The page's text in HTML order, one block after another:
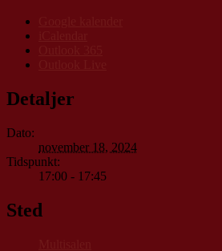
Detaljer
Dato:
november 18, 2024
Tidspunkt:
17:00 - 17:45
Sted